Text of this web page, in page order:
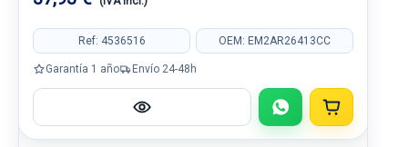
Ref: 4536516 OEM: EM2AR26413CC
Garantía 1 año Envío 24-48h